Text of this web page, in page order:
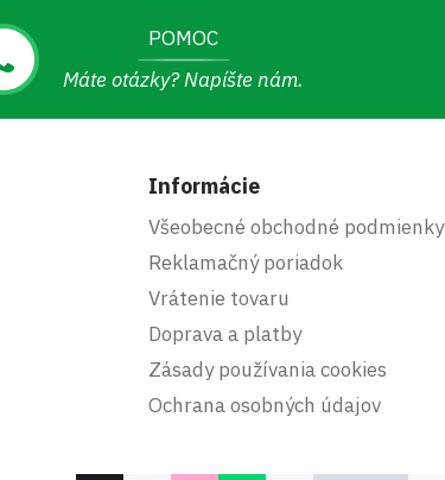
POMOC
Máte otázky? Napíšte nám.
Informácie
Všeobecné obchodné podmienky
Reklamačný poriadok
Vrátenie tovaru
Doprava a platby
Zásady používania cookies
Ochrana osobných údajov